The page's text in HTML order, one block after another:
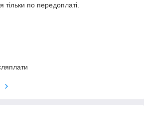
тільки по передоплаті.